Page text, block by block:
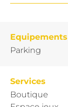
Equipements
Parking
Services
Boutique